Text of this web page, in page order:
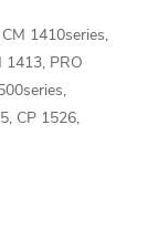
CM 1410series,
1413, PRO
CP 1526,